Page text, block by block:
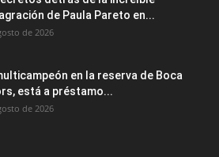
de Paula Pareto en...
de 2026
en la reserva de Boca
está a préstamo...
de 2026